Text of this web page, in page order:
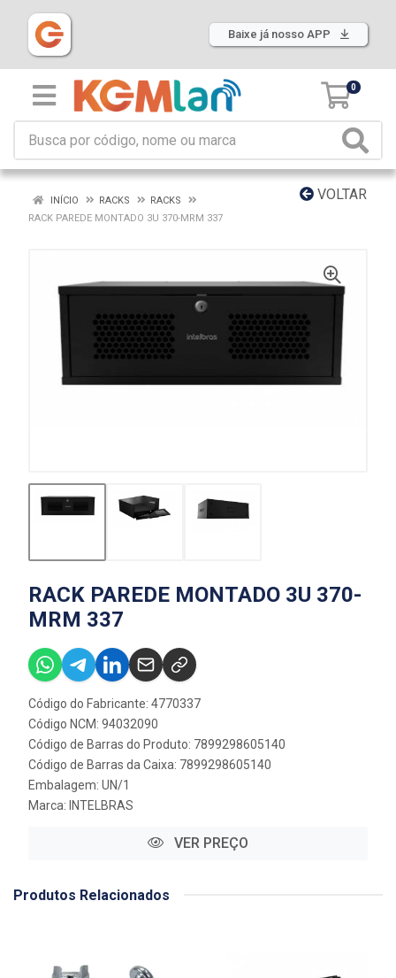
Baixe já nosso APP
0
VOLTAR
INÍCIO RACKS
RACKS
RACK PAREDE MONTADO 3U 370-MRM 337
RACK PAREDE MONTADO 3U 370-
MRM 337
Código do Fabricante: 4770337
Código NCM: 94032090
Código de Barras do Produto: 7899298605140
Código de Barras da Caixa: 7899298605140
Embalagem: UN/1
Marca: INTELBRAS
VER PREÇO
Produtos Relacionados